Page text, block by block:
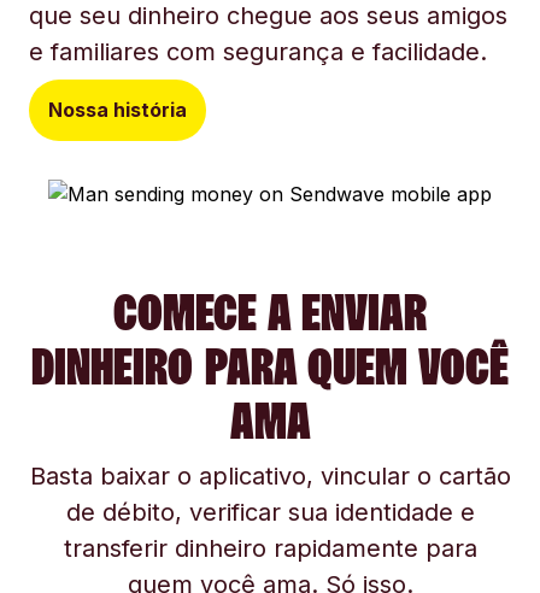
que seu dinheiro chegue aos seus amigos
e familiares com segurança e facilidade.
Nossa história
COMECE A ENVIAR
DINHEIRO PARA QUEM VOCÊ
AMA
Basta baixar o aplicativo, vincular o cartão
de débito, verificar sua identidade e
transferir dinheiro rapidamente para
quem você ama. Só isso.